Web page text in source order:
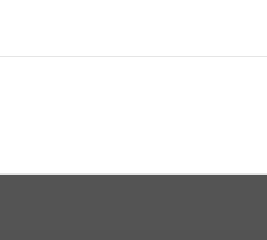
наркотиков